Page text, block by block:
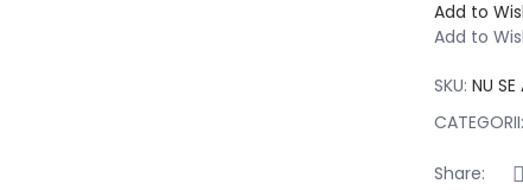
Add to
Add to
SKU: NU SE
CATEGORII:
Share: